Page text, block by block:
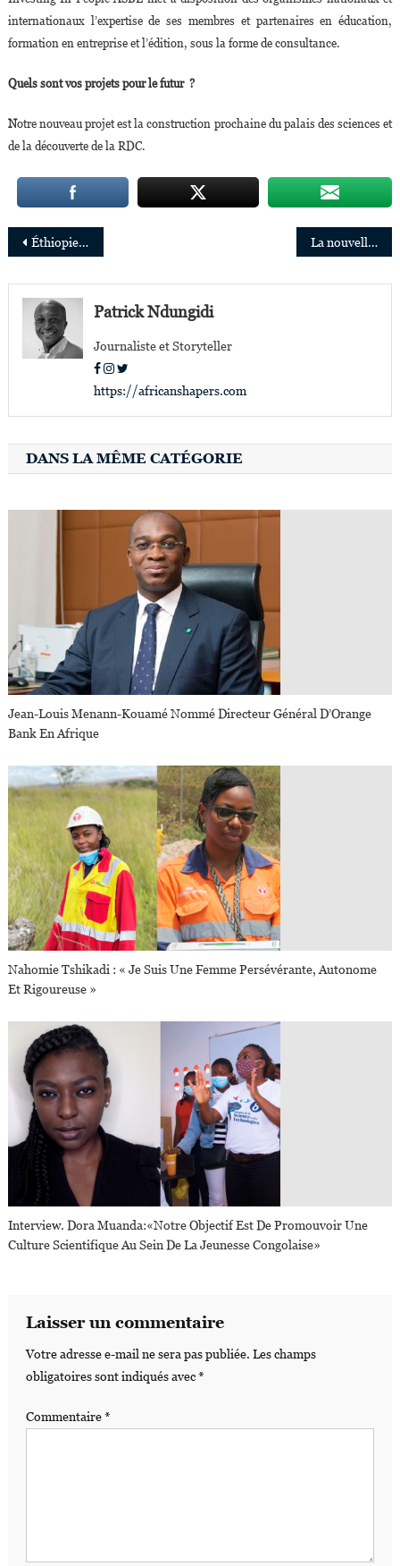
internationaux l’expertise de ses membres et partenaires en éducation,
formation en entreprise et l’édition, sous la forme de consultance.
Quels sont vos projets pour le futur ?
Notre nouveau projet est la construction prochaine du palais des sciences et
de la découverte de la RDC.
Navigation
de
l’article
Éthiopie: Betelhem Dessie,19 ans, surdouée de la technologie La nouvelle chaîne YouTube «NBA Africa» diffusera des matchs de la NBA
Patrick Ndungidi
Journaliste et Storyteller
https://africanshapers.com
DANS LA MÊME CATÉGORIE
Jean-Louis Menann-Kouamé Nommé Directeur Général D’Orange
Bank En Afrique
Nahomie Tshikadi : « Je Suis Une Femme Persévérante, Autonome
Et Rigoureuse »
Interview. Dora Muanda:«notre Objectif Est De Promouvoir Une
Culture Scientifique Au Sein De La Jeunesse Congolaise»
Laisser un commentaire
Votre adresse e-mail ne sera pas publiée. Les champs
obligatoires sont indiqués avec*
Commentaire*